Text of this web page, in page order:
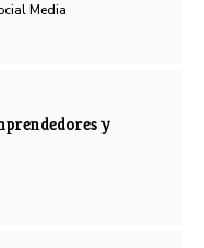
Media
y